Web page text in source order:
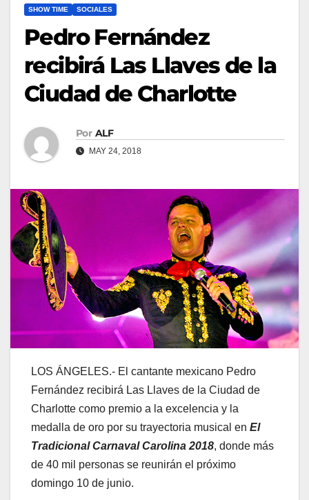
SHOW TIME SOCIALES
Pedro Fernández
recibirá Las Llaves de la
Ciudad de Charlotte
Por ALF
MAY 24, 2018
LOS ÁNGELES.- El cantante mexicano Pedro
Fernández recibirá Las Llaves de la Ciudad de
Charlotte como premio a la excelencia y la
medalla de oro por su trayectoria musical en El
Tradicional Carnaval Carolina 2018, donde más
de 40 mil personas se reunirán el próximo
domingo 10 de junio.